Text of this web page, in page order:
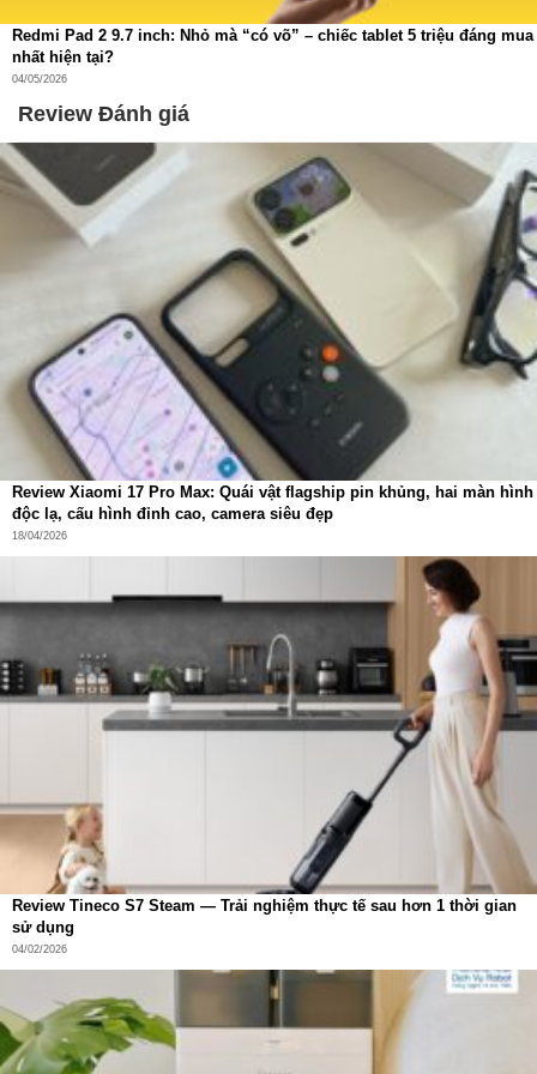
An Toàn Và Bền Bỉ – Bảo Vệ Toàn Diện Cho Bạn Và
Không chỉ mạnh mẽ, Xiaomi còn chú trọng tối đa đến yếu
tố an toàn:
Bảo vệ quá dòng
Bảo vệ quá nhiệt
Bảo vệ ngắn mạch
Chống sạc quá mức
Ngắt dòng khi đầy pin
Với hệ thống mạch quản lý nguồn thông minh, sản phẩm
có khả năng tự điều chỉnh dòng điện phù hợp với từng
thiết bị, đồng thời ngăn chặn rủi ro cháy nổ, chai pin hay
quá nhiệt – điều thường gặp ở sạc dự phòng giá rẻ.
Dễ Dàng Mang Theo – Lý Tưởng Cho Du Lịch Và Công
Redmi Pad 2 9.7 inch: Nhỏ mà “có võ” – chiếc tablet 5 triệu đáng mua
nhất hiện tại?
04/05/2026
Review Đánh giá
Review Xiaomi 17 Pro Max: Quái vật flagship pin khủng, hai màn hình
độc lạ, cấu hình đỉnh cao, camera siêu đẹp
18/04/2026
Review Tineco S7 Steam — Trải nghiệm thực tế sau hơn 1 thời gian
sử dụng
04/02/2026